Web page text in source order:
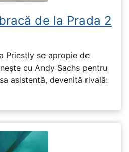
de la Prada 2
Priestly se apropie de
cu Andy Sachs pentru
asistentă, devenită rivală: